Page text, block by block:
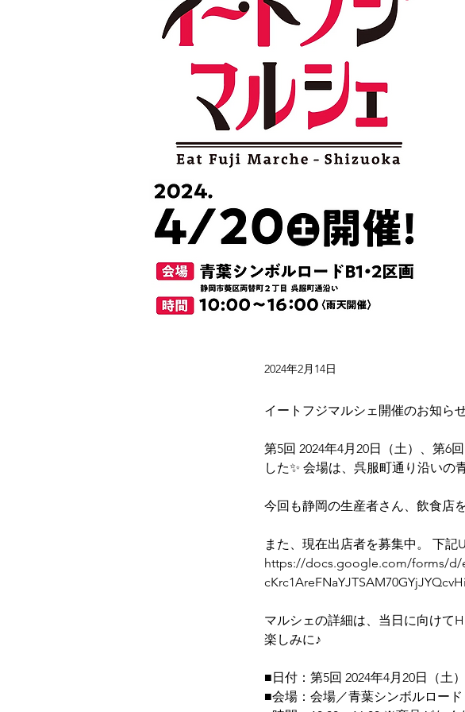
2024年2月14日
イートフジマルシェ開催のお知ら
第5回 2024年4月20日（土）、第6
した✨ 会場は、呉服町通り沿いの
今回も静岡の生産者さん、飲食店
また、現在出店者を募集中。 下記
https://docs.google.com/forms/d/
マルシェの詳細は、当日に向けて
楽しみに♪
■日付： 第5回 2024年4月20日（土
■会場：会場／青葉シンボルロー